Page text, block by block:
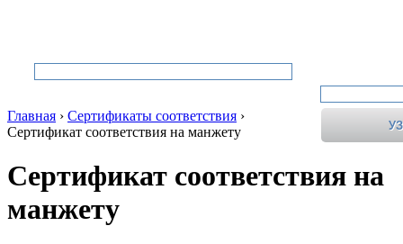
Главная › Сертификаты соответствия ›
Сертификат соответствия на манжету
Сертификат соответствия на
манжету